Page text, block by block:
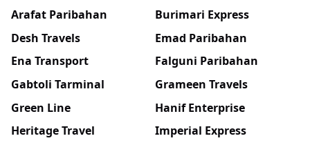
Arafat Paribahan
Burimari Express
Desh Travels
Emad Paribahan
Ena Transport
Falguni Paribahan
Gabtoli Tarminal
Grameen Travels
Green Line
Hanif Enterprise
Heritage Travel
Imperial Express